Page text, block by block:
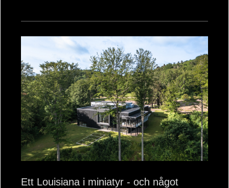
Ett Louisiana i miniatyr - och något